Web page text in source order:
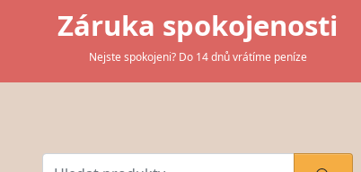
Záruka spokojenosti
Nejste spokojeni? Do 14 dnů vrátíme peníze